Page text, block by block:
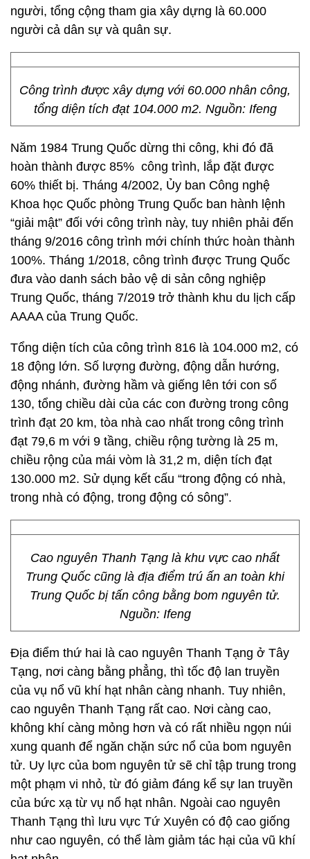
người, tổng cộng tham gia xây dựng là 60.000
người cả dân sự và quân sự.
Công trình được xây dựng với 60.000 nhân công,
tổng diện tích đạt 104.000 m2. Nguồn: Ifeng
Năm 1984 Trung Quốc dừng thi công, khi đó đã
hoàn thành được 85% công trình, lắp đặt được
60% thiết bị. Tháng 4/2002, Ủy ban Công nghệ
Khoa học Quốc phòng Trung Quốc ban hành lệnh
“giải mật” đối với công trình này, tuy nhiên phải đến
tháng 9/2016 công trình mới chính thức hoàn thành
100%. Tháng 1/2018, công trình được Trung Quốc
đưa vào danh sách bảo vệ di sản công nghiệp
Trung Quốc, tháng 7/2019 trở thành khu du lịch cấp
AAAA của Trung Quốc.
Tổng diện tích của công trình 816 là 104.000 m2, có
18 động lớn. Số lượng đường, động dẫn hướng,
động nhánh, đường hầm và giếng lên tới con số
130, tổng chiều dài của các con đường trong công
trình đạt 20 km, tòa nhà cao nhất trong công trình
đạt 79,6 m với 9 tầng, chiều rộng tường là 25 m,
chiều rộng của mái vòm là 31,2 m, diện tích đạt
130.000 m2. Sử dụng kết cấu “trong động có nhà,
trong nhà có động, trong động có sông”.
Cao nguyên Thanh Tạng là khu vực cao nhất
Trung Quốc cũng là địa điểm trú ấn an toàn khi
Trung Quốc bị tấn công bằng bom nguyên tử.
Nguồn: Ifeng
Địa điểm thứ hai là cao nguyên Thanh Tạng ở Tây
Tạng, nơi càng bằng phẳng, thì tốc độ lan truyền
của vụ nổ vũ khí hạt nhân càng nhanh. Tuy nhiên,
cao nguyên Thanh Tạng rất cao. Nơi càng cao,
không khí càng mỏng hơn và có rất nhiều ngọn núi
xung quanh để ngăn chặn sức nổ của bom nguyên
tử. Uy lực của bom nguyên tử sẽ chỉ tập trung trong
một phạm vi nhỏ, từ đó giảm đáng kể sự lan truyền
của bức xạ từ vụ nổ hạt nhân. Ngoài cao nguyên
Thanh Tạng thì lưu vực Tứ Xuyên có độ cao giống
như cao nguyên, có thể làm giảm tác hại của vũ khí